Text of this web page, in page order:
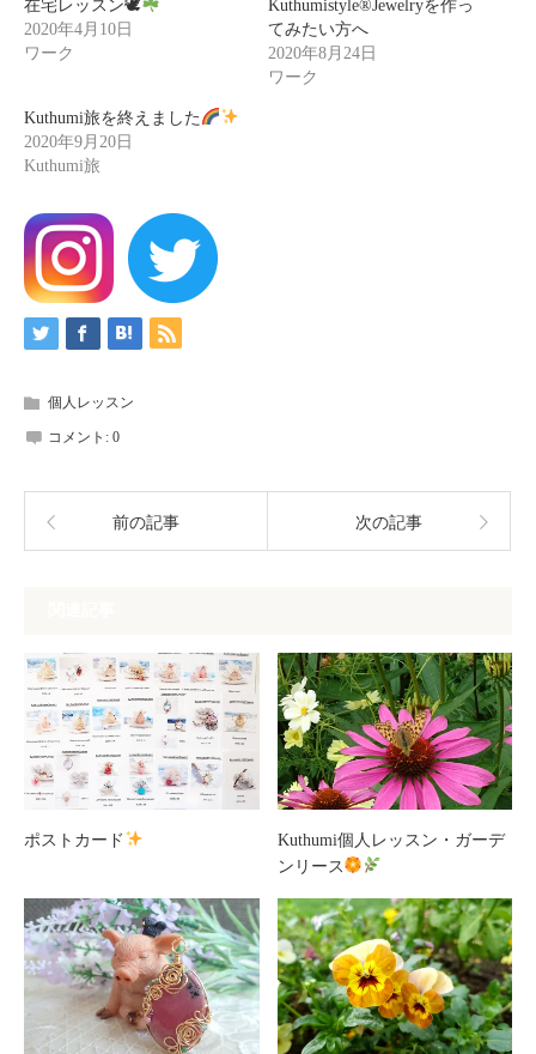
在宅レッスン🕊
2020年4月10日
ワーク
Kuthumistyle®️Jewelryを作っ
てみたい方へ
2020年8月24日
ワーク
Kuthumi旅を終えました
2020年9月20日
Kuthumi旅
個人レッスン
コメント: 0
前の記事 次の記事
ポストカード
Kuthumi個人レッスン・ガーデ
ンリース